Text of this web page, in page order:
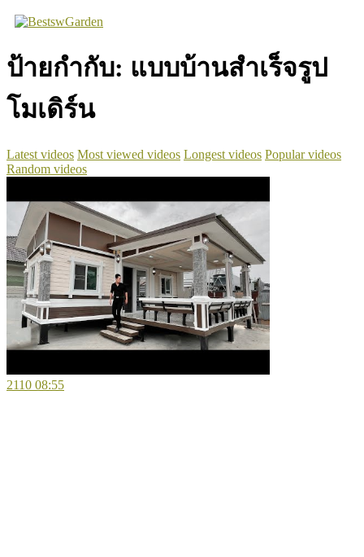
Skip
to
ป้ายกำกับ: แบบบ้านสำเร็จรูป
โมเดิร์น
Latest videos Most viewed videos Longest videos Popular videos
Random videos
2110 08:55